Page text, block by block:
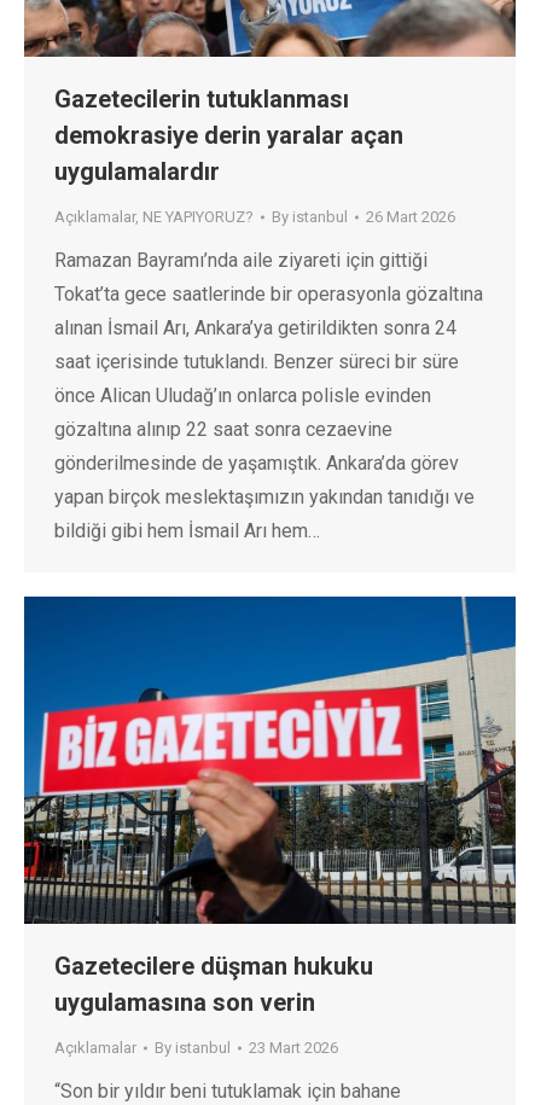
Gazetecilerin tutuklanması
demokrasiye derin yaralar açan
uygulamalardır
Açıklamalar, NE YAPIYORUZ? By istanbul 26 Mart 2026
Ramazan Bayramı’nda aile ziyareti için gittiği
Tokat’ta gece saatlerinde bir operasyonla gözaltına
alınan İsmail Arı, Ankara’ya getirildikten sonra 24
saat içerisinde tutuklandı. Benzer süreci bir süre
önce Alican Uludağ’ın onlarca polisle evinden
gözaltına alınıp 22 saat sonra cezaevine
gönderilmesinde de yaşamıştık. Ankara’da görev
yapan birçok meslektaşımızın yakından tanıdığı ve
bildiği gibi hem İsmail Arı hem…
Gazetecilere düşman hukuku
uygulamasına son verin
Açıklamalar By istanbul 23 Mart 2026
“Son bir yıldır beni tutuklamak için bahane